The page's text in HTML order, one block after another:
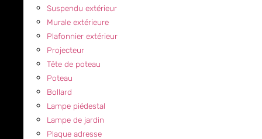
Suspendu extérieur
Murale extérieure
Plafonnier extérieur
Projecteur
Tête de poteau
Poteau
Bollard
Lampe piédestal
Lampe de jardin
Plaque adresse